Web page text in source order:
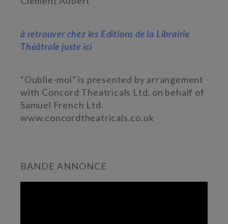
à retrouver chez les Editions de la Librairie
Théâtrale juste ici
“Oublie-moi” is presented by arrangement
with Concord Theatricals Ltd. on behalf of
Samuel French Ltd.
www.concordtheatricals.co.uk
BANDE ANNONCE